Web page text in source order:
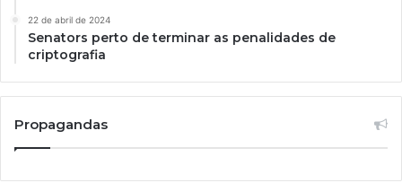
22 de abril de 2024
Senators perto de terminar as penalidades de
criptografia
Propagandas